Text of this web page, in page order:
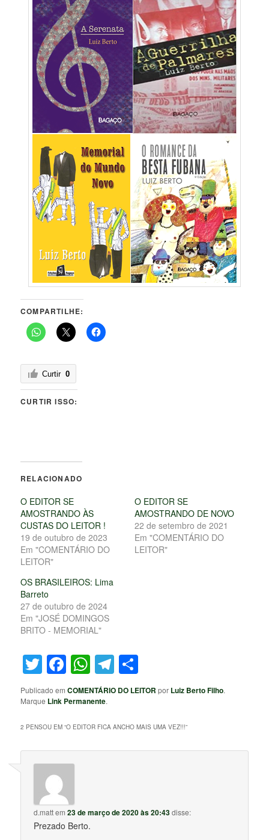
COMPARTILHE:
Curtir 0
CURTIR ISSO:
RELACIONADO
O EDITOR SE
AMOSTRANDO ÀS
CUSTAS DO LEITOR !
19 de outubro de 2023
Em "COMENTÁRIO DO
LEITOR"
O EDITOR SE
AMOSTRANDO DE NOVO
22 de setembro de 2021
Em "COMENTÁRIO DO
LEITOR"
OS BRASILEIROS: Lima
Barreto
27 de outubro de 2024
Em "JOSÉ DOMINGOS
BRITO - MEMORIAL"
Twitter
Facebook
WhatsApp
Telegram
Publicado emCOMENTÁRIO DO LEITOR por Luiz Berto Filho.
Marque Link Permanente.
2 PENSOU EM “O EDITOR FICA ANCHO MAIS UMA VEZ!!!”
d.mattem23 de março de 2020 às 20:43disse:
Prezado Berto.